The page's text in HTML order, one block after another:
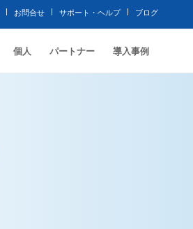
お問合せ サポート・ヘルプ ブログ
個人 パートナー 導入事例